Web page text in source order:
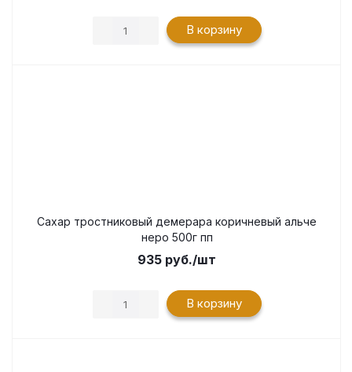
В корзину
Сахар тростниковый демерара коричневый альче
неро 500г пп
935 руб./шт
В корзину